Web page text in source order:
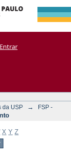
Entrar
da USP →
FSP -
X Y Z